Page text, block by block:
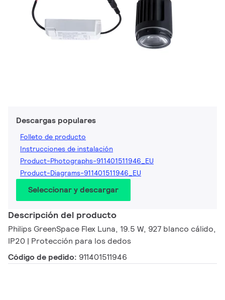
Descargas populares
Folleto de producto
Instrucciones de instalación
Product-Photographs-911401511946_EU
Product-Diagrams-911401511946_EU
Seleccionar y descargar
Descripción del producto
Philips GreenSpace Flex Luna, 19.5 W, 927 blanco cálido,
IP20 | Protección para los dedos
Código de pedido: 911401511946